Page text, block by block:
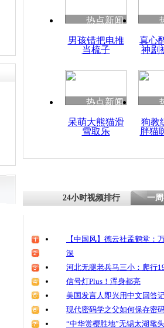
热点新闻
男孩错把电推
当梳子
真心
神剧
热点新闻
呆萌大熊猫滑
雪取乐
狗教
胖猫
24小时视频排行 一
【中国风】德云社孟鹤堂：
深
河北无腿老兵马三小：爬行
信号灯Plus！浑身都亮
美国发言人即兴用中文回答
现代密码学之父如何保存
“中华赏樱胜地”无锡太湖鼋